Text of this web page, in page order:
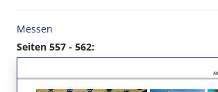
Messen
Seiten 557 - 562: